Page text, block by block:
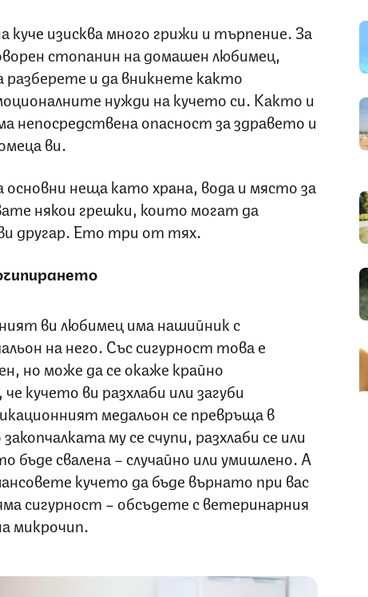
куче изисква много грижи и търпение. За
стопанин на домашен любимец,
разберете и да вникнете както
нужди на кучето си. Както и
непосредствена опасност за здравето и
ви.
основни неща като храна, вода и място за
някои грешки, които могат да
другар. Ето три от тях.
ви любимец има нашийник с
на него. Със сигурност това е
но може да се окаже крайно
кучето ви разхлаби или загуби
медальон се превръща в
му се счупи, разхлаби се или
свалена – случайно или умишлено. А
кучето да бъде върнато при вас
сигурност – обсъдете с ветеринарния
микрочип.